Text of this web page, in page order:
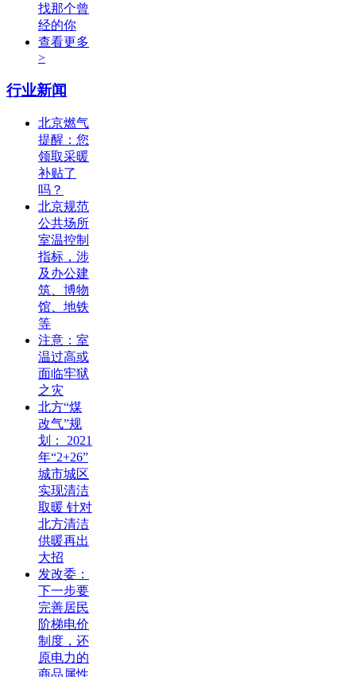
找那个曾
经的你
查看更多
>
行业新闻
北京燃气
提醒：您
领取采暖
补贴了
吗？
北京规范
公共场所
室温控制
指标，涉
及办公建
筑、博物
馆、地铁
等
注意：室
温过高或
面临牢狱
之灾
北方“煤
改气”规
划： 2021
年“2+26”
城市城区
实现清洁
取暖 针对
北方清洁
供暖再出
大招
发改委：
下一步要
完善居民
阶梯电价
制度，还
原电力的